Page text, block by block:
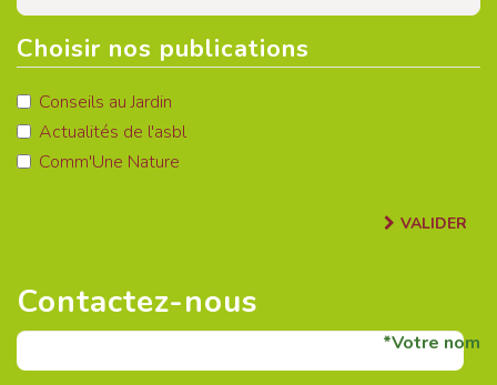
Choisir nos publications
Conseils au Jardin
Actualités de l'asbl
Comm'Une Nature
VALIDER
Contactez-nous
Votre nom